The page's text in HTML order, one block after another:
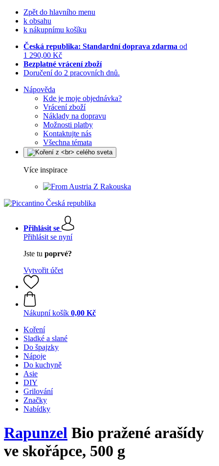
Zpět do hlavního menu
k obsahu
k nákupnímu košíku
Česká republika: Standardní doprava zdarma od
1 290,00 Kč
Bezplatné vrácení zboží
Doručení do 2 pracovních dnů.
Nápověda
Kde je moje objednávka?
Vrácení zboží
Náklady na dopravu
Možnosti platby
Kontaktujte nás
Všechna témata
Více inspirace
Z Rakouska
Přihlásit se
Přihlásit se nyní
Jste tu poprvé?
Vytvořit účet
Nákupní košík 0,00 Kč
Koření
Sladké a slané
Do špajzky
Nápoje
Do kuchyně
Asie
DIY
Grilování
Značky
Nabídky
Rapunzel Bio pražené arašídy
ve skořápce, 500 g